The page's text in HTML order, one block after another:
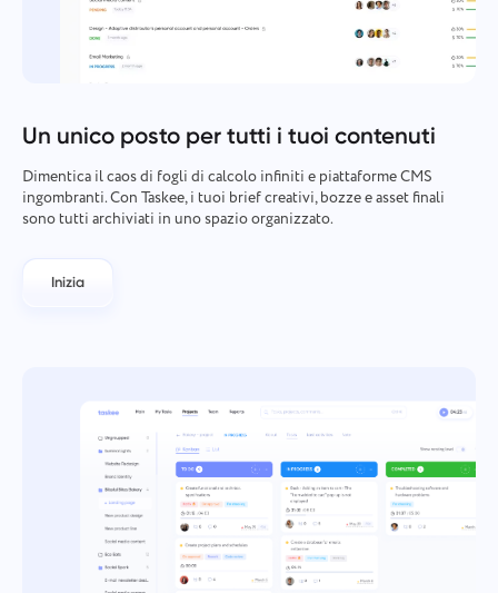
ไทย
Türkçe
Un unico posto per tutti i tuoi contenuti
Dimentica il caos di fogli di calcolo infiniti e piattaforme CMS
ingombranti. Con Taskee, i tuoi brief creativi, bozze e asset finali
sono tutti archiviati in uno spazio organizzato.
Inizia
Gestione aziendale
ottimizzare il lavoro di squadra.